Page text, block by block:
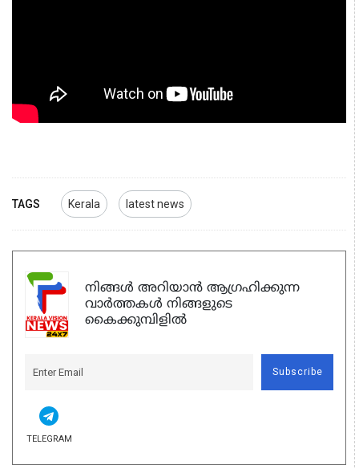
TAGS Kerala latest news
നിങ്ങൾ അറിയാൻ ആഗ്രഹിക്കുന്ന
വാർത്തകൾ നിങ്ങളുടെ
കൈക്കുമ്പിളിൽ
Subscribe
TELEGRAM